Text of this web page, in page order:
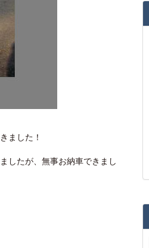
ました！
したが、無事お納車できまし